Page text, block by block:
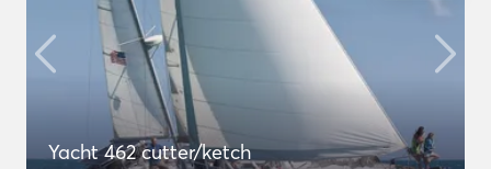
Yacht 462 cutter/ketch